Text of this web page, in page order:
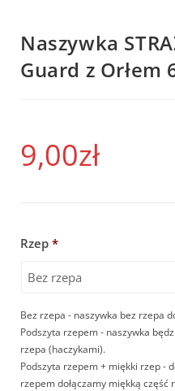
Naszywka
Guard z Orłem
9,00zł
Rzep *
Bez rzepa - naszywka bez rzepa
Podszyta rzepem - naszywka
rzepa (haczykami).
Podszyta rzepem + miękki rzep -
rzepem dołączamy miękką część